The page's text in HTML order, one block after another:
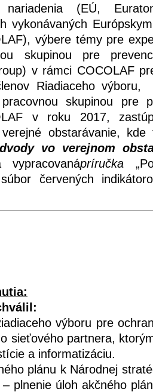
nariadenia (EÚ,
vykonávaných
výbere témy pre
skupinou pre
v rámci COCOLAF
Riadiaceho
skupinou pre
v roku 2017,
obstarávanie, kde
vo verejnom
vypracovanápríručka
červených
výboru pre
sieťového partnera,
a informatizáciu.
plánu k Národnej
plnenie úloh akčného